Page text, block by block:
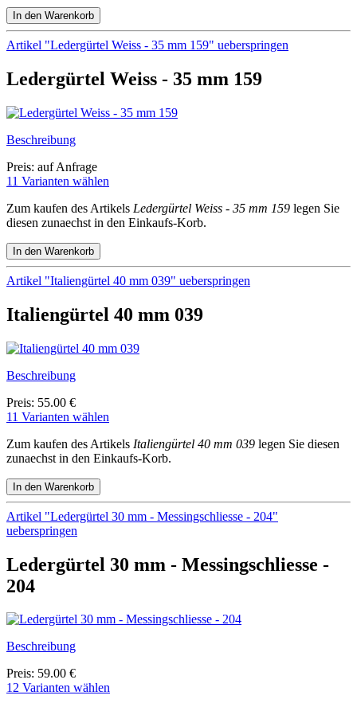
Artikel "Ledergürtel Weiss - 35 mm 159" ueberspringen
Ledergürtel Weiss - 35 mm 159
Beschreibung
Preis: auf Anfrage
11 Varianten wählen
Zum kaufen des Artikels Ledergürtel Weiss - 35 mm 159 legen Sie
diesen zunaechst in den Einkaufs-Korb.
Artikel "Italiengürtel 40 mm 039" ueberspringen
Italiengürtel 40 mm 039
Beschreibung
Preis: 55.00 €
11 Varianten wählen
Zum kaufen des Artikels Italiengürtel 40 mm 039 legen Sie diesen
zunaechst in den Einkaufs-Korb.
Artikel "Ledergürtel 30 mm - Messingschliesse - 204"
ueberspringen
Ledergürtel 30 mm - Messingschliesse -
204
Beschreibung
Preis: 59.00 €
12 Varianten wählen